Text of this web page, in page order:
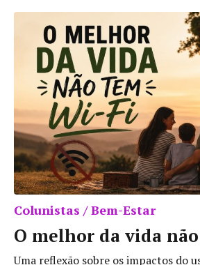
Colunistas / Bem-Estar
O melhor da vida
Uma reflexão sobre os impactos do